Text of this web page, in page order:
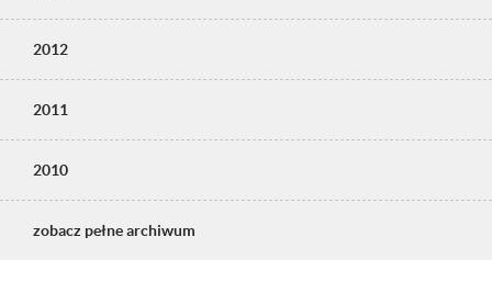
2012
2011
2010
zobacz pełne archiwum